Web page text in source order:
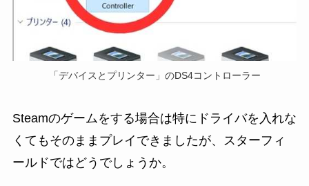
「デバイスとプリンター」のDS4コントローラー
Steamのゲームをする場合は特にドライバを入れな
くてもそのままプレイできましたが、スターフィ
ールドではどうでしょうか。